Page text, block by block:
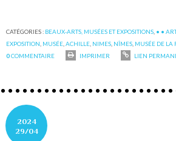
CATÉGORIES : BEAUX-ARTS, MUSÉES ET EXPOSITIONS • •
EXPOSITION MUSÉE ,ACHILLE NIMES NÎMES MUSÉE DE LA
0COMMENTAIRE IMPRIMER LIEN
2024
29/04